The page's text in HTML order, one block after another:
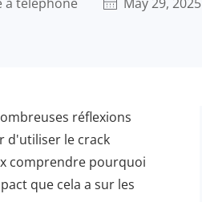
réflexions
d'utiliser le crack
comprendre pourquoi
que cela a sur les